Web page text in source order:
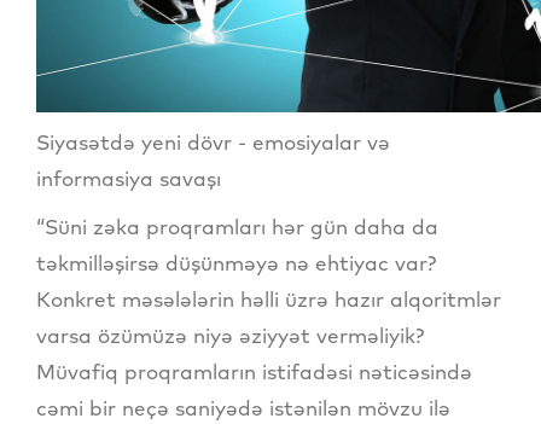
Siyasətdə yeni dövr - emosiyalar və
informasiya savaşı
“Süni zəka proqramları hər gün daha da
təkmilləşirsə düşünməyə nə ehtiyac var?
Konkret məsələlərin həlli üzrə hazır alqoritmlər
varsa özümüzə niyə əziyyət verməliyik?
Müvafiq proqramların istifadəsi nəticəsində
cəmi bir neçə saniyədə istənilən mövzu ilə